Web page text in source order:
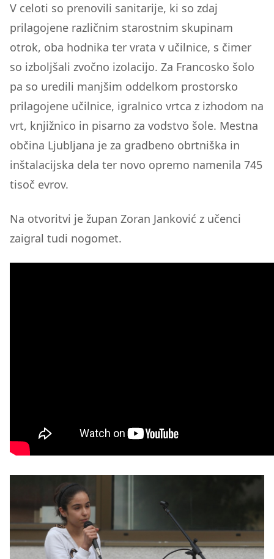
V celoti so prenovili sanitarije, ki so zdaj
prilagojene različnim starostnim skupinam
otrok, oba hodnika ter vrata v učilnice, s čimer
so izboljšali zvočno izolacijo. Za Francosko šolo
pa so uredili manjšim oddelkom prostorsko
prilagojene učilnice, igralnico vrtca z izhodom na
vrt, knjižnico in pisarno za vodstvo šole. Mestna
občina Ljubljana je za gradbeno obrtniška in
inštalacijska dela ter novo opremo namenila 745
tisoč evrov.
Na otvoritvi je župan Zoran Janković z učenci
zaigral tudi nogomet.